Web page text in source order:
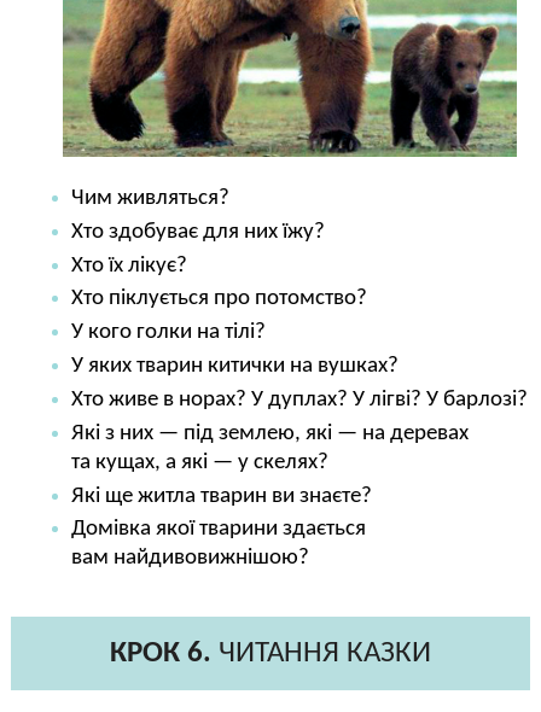
Чим живляться?
Хто здобуває для них їжу?
Хто їх лікує?
Хто піклується про потомство?
У кого голки на тілі?
У яких тварин китички на вушках?
Хто живе в норах? У дуплах? У лігві? У барлозі?
Які з них — під землею, які — на деревах
та кущах, а які — у скелях?
Які ще житла тварин ви знаєте?
Домівка якої тварини здається
вам найдивовижнішою?
КРОК 6. ЧИТАННЯ КАЗКИ